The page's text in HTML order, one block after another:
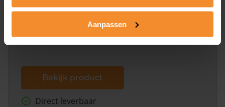
Aanpassen
Een uitgebreid overzicht van het perceel en
dit inclusief de luchtfoto!
Bekijk product
Direct leverbaar